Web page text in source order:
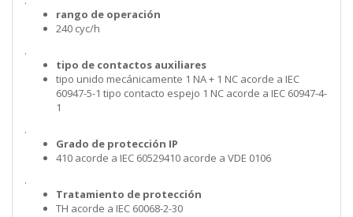
rango de operación
240 cyc/h
.
tipo de contactos auxiliares
tipo unido mecánicamente 1 NA + 1 NC acorde a IEC
60947-5-1 tipo contacto espejo 1 NC acorde a IEC 60947-4-
1
.
Grado de protección IP
410 acorde a IEC 60529410 acorde a VDE 0106
.
Tratamiento de protección
TH acorde a IEC 60068-2-30